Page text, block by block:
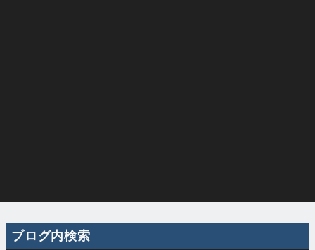
ブログ内検索